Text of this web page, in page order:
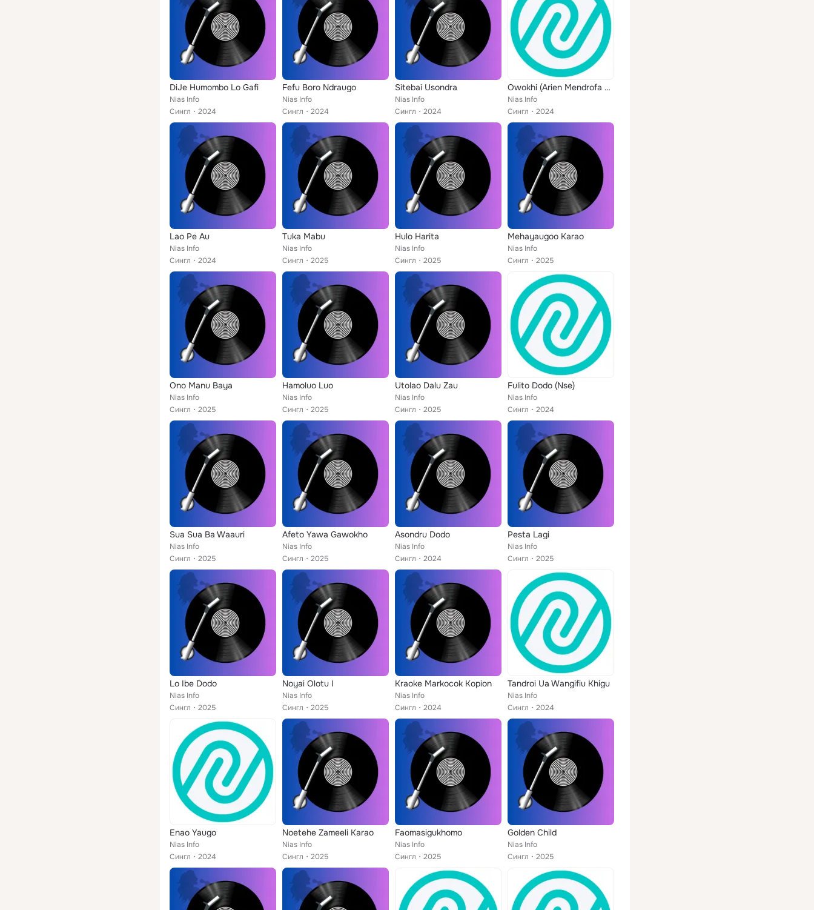
DiJe Humombo Lo Gafi
Nias Info
Сингл
2024
Fefu Boro Ndraugo
Nias Info
Сингл
2024
Sitebai Usondra
Nias Info
Сингл
2024
Owokhi (Arien Mendrofa Dan Tian Harefa)
Nias Info
Сингл
2024
Lao Pe Au
Nias Info
Сингл
2024
Tuka Mabu
Nias Info
Сингл
2025
Hulo Harita
Nias Info
Сингл
2025
Mehayaugoo Karao
Nias Info
Сингл
2025
Ono Manu Baya
Nias Info
Сингл
2025
Hamoluo Luo
Nias Info
Сингл
2025
Utolao Dalu Zau
Nias Info
Сингл
2025
Fulito Dodo (Nse)
Nias Info
Сингл
2024
Sua Sua Ba Waauri
Nias Info
Сингл
2025
Afeto Yawa Gawokho
Nias Info
Сингл
2025
Asondru Dodo
Nias Info
Сингл
2024
Pesta Lagi
Nias Info
Сингл
2025
Lo Ibe Dodo
Nias Info
Сингл
2025
Noyai Olotu I
Nias Info
Сингл
2025
Kraoke Markocok Kopion
Nias Info
Сингл
2024
Tandroi Ua Wangifiu Khigu
Nias Info
Сингл
2024
Enao Yaugo
Nias Info
Сингл
2024
Noetehe Zameeli Karao
Nias Info
Сингл
2025
Faomasigukhomo
Nias Info
Сингл
2025
Golden Child
Nias Info
Сингл
2025